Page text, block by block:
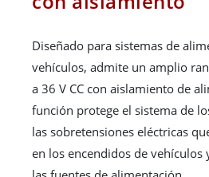
Diseñado para sistemas de
vehículos, admite un amplio
a 36 V CC con aislamiento de
función protege el sistema de
las sobretensiones eléctricas
en los encendidos de vehículos